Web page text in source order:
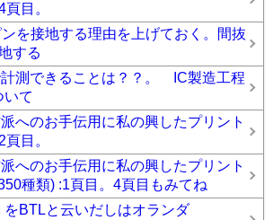
目。
を接地する理由を上げておく。間抜
する
測できることは？？。 IC製造工程
いて
へのお手伝用に私の興したプリント
目。
へのお手伝用に私の興したプリント
種類) :1頁目。4頁目もみてね
をBTLと云いだしはオランダ